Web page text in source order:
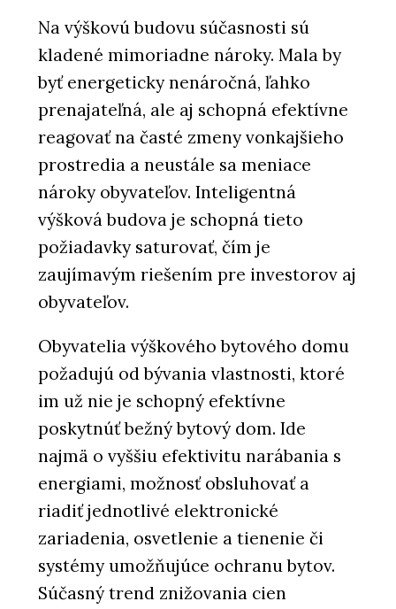
Na výškovú budovu súčasnosti sú
kladené mimoriadne nároky. Mala by
byť energeticky nenáročná, ľahko
prenajateľná, ale aj schopná efektívne
reagovať na časté zmeny vonkajšieho
prostredia a neustále sa meniace
nároky obyvateľov. Inteligentná
výšková budova je schopná tieto
požiadavky saturovať, čím je
zaujímavým riešením pre investorov aj
obyvateľov.
Obyvatelia výškového bytového domu
požadujú od bývania vlastnosti, ktoré
im už nie je schopný efektívne
poskytnúť bežný bytový dom. Ide
najmä o vyššiu efektivitu narábania s
energiami, možnosť obsluhovať a
riadiť jednotlivé elektronické
zariadenia, osvetlenie a tienenie či
systémy umožňujúce ochranu bytov.
Súčasný trend znižovania cien